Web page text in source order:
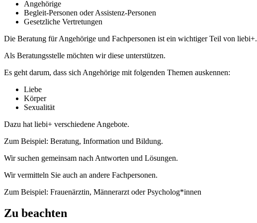
Angehörige
Begleit-Personen oder Assistenz-Personen
Gesetzliche Vertretungen
Die Beratung für Angehörige und Fachpersonen ist ein wichtiger Teil von liebi+.
Als Beratungsstelle möchten wir diese unterstützen.
Es geht darum, dass sich Angehörige mit folgenden Themen auskennen:
Liebe
Körper
Sexualität
Dazu hat liebi+ verschiedene Angebote.
Zum Beispiel: Beratung, Information und Bildung.
Wir suchen gemeinsam nach Antworten und Lösungen.
Wir vermitteln Sie auch an andere Fachpersonen.
Zum Beispiel: Frauenärztin, Männerarzt oder Psycholog*innen
Zu beachten